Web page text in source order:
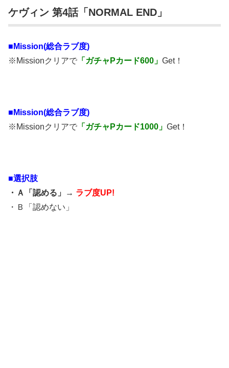
ケヴィン 第4話「NORMAL END」
■Mission(総合ラブ度)
※Missionクリアで 「ガチャPカード600」 Get！
■Mission(総合ラブ度)
※Missionクリアで 「ガチャPカード1000」 Get！
■選択肢
・Ａ「認める」→ ラブ度UP!
・Ｂ「認めない」